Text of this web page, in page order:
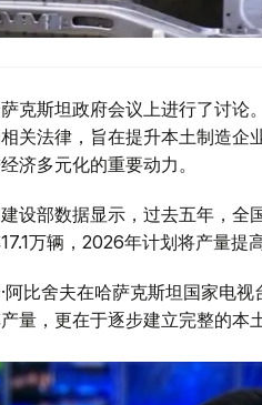
克斯坦政府会议上进行了讨论
关法律，旨在提升本土制造
济多元化的重要动力。
设部数据显示，过去五年，
万辆，2026年计划将产量提
阿比舍夫在哈萨克斯坦国家电
量，更在于逐步建立完整的本